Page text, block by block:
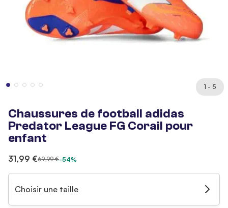
1 - 5
Chaussures de football adidas
Predator League FG Corail pour
enfant
31,99 €69,99 €-54%
Choisir une taille